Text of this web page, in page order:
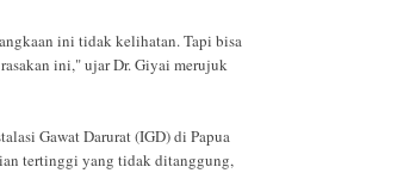
ini tidak kelihatan. Tapi bisa
ini," ujar Dr. Giyai merujuk
Gawat Darurat (IGD) di Papua
tertinggi yang tidak ditanggung,